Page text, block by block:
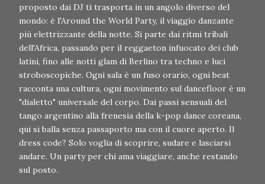
proposto dai DJ ti trasporta in un angolo diverso del
mondo: è l'Around the World Party, il viaggio danzante
più elettrizzante della notte. Si parte dai ritmi tribali
dell'Africa, passando per il reggaeton infuocato dei club
latini, fino alle notti glam di Berlino tra techno e luci
stroboscopiche. Ogni sala è un fuso orario, ogni beat
racconta una cultura, ogni movimento sul dancefloor è un
"dialetto" universale del corpo. Dai passi sensuali del
tango argentino alla frenesia della k-pop dance coreana,
qui si balla senza passaporto ma con il cuore aperto. Il
dress code? Solo voglia di scoprire, sudare e lasciarsi
andare. Un party per chi ama viaggiare, anche restando
sul posto.